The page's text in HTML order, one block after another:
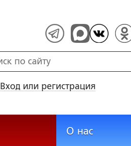
Вход или регистрация
О нас